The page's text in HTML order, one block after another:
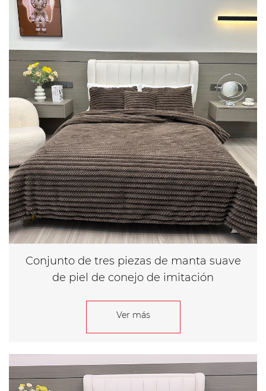
Conjunto de tres piezas de manta suave
de piel de conejo de imitación
Ver más